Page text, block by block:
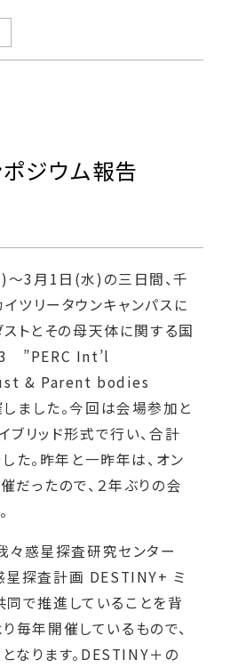
ジウム報告
3月1日(水)の三日間、千
ツリータウンキャンパスに
ストとその母天体に関する国
”PERC Int’l
& Parent bodies
ました。今回は会場参加と
ブリッド形式で行い、合計
た。昨年と一昨年は、オン
だったので、２年ぶりの会
々惑星探査研究センター
星探査計画 DESTINY+ ミ
同で推進していることを背
毎年開催しているもので、
なります。DESTINY＋の